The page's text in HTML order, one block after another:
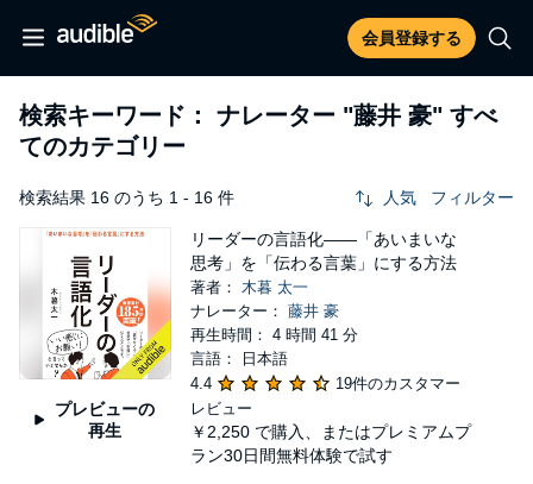
会員登録する
検索キーワード： ナレーター "藤井 豪" すべ
てのカテゴリー
検索結果 16 のうち 1 - 16 件 人気 フィルター
プレビューの
再生
リーダーの言語化――「あいまいな
思考」を「伝わる言葉」にする方法
著者： 木暮 太一
ナレーター： 藤井 豪
再生時間： 4 時間 41 分
言語： 日本語
4.4
19件のカスタマー
レビュー
￥2,250 で購入、またはプレミアムプ
ラン30日間無料体験で試す